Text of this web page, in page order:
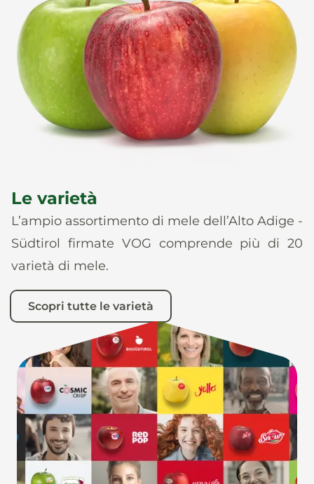
News
Es
Le varietà
L’ampio assortimento di mele dell’Alto Adige -
Südtirol firmate VOG comprende più di 20
varietà di mele.
Scopri tutte le varietà